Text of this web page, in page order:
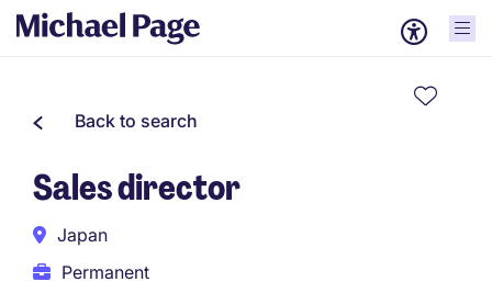
Back to search
Sales director
Japan
Permanent